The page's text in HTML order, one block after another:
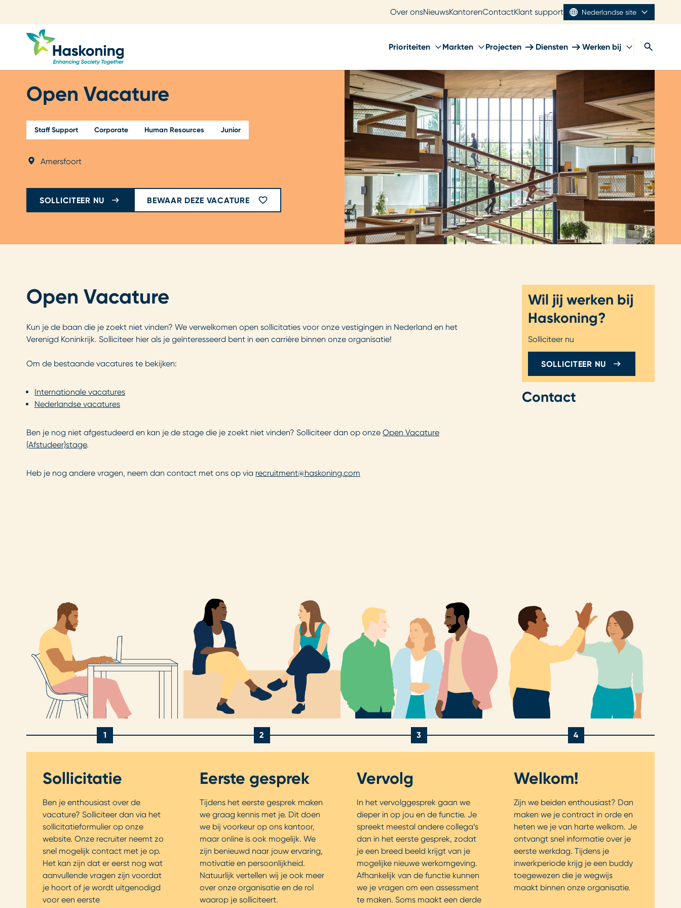
Over onsNieuwsKantorenContactKlant support Nederlandse site
Prioriteiten Markten Projecten Diensten Werken bij
Open Vacature
Staff Support Corporate Human Resources Junior
Amersfoort
SOLLICITEER NU BEWAAR DEZE VACATURE
Open Vacature
Kun je de baan die je zoekt niet vinden? We verwelkomen open sollicitaties voor onze vestigingen in Nederland en het
Verenigd Koninkrijk. Solliciteer hier als je geïnteresseerd bent in een carrière binnen onze organisatie!
Om de bestaande vacatures te bekijken:
Internationale vacatures
Nederlandse vacatures
Ben je nog niet afgestudeerd en kan je de stage die je zoekt niet vinden? Solliciteer dan op onze Open Vacature
(Afstudeer)stage.
Heb je nog andere vragen, neem dan contact met ons op via recruitment@haskoning.com
Wil jij werken bij
Haskoning?
Solliciteer nu
SOLLICITEER NU
Contact
1
Sollicitatie
Ben je enthousiast over de
vacature? Solliciteer dan via het
sollicitatieformulier op onze
website. Onze recruiter neemt zo
snel mogelijk contact met je op.
Het kan zijn dat er eerst nog wat
aanvullende vragen zijn voordat
je hoort of je wordt uitgenodigd
voor een eerste
2
Eerste gesprek
Tijdens het eerste gesprek maken
we graag kennis met je. Dit doen
we bij voorkeur op ons kantoor,
maar online is ook mogelijk. We
zijn benieuwd naar jouw ervaring,
motivatie en persoonlijkheid.
Natuurlijk vertellen wij je ook meer
over onze organisatie en de rol
waarop je solliciteert.
3
Vervolg
In het vervolggesprek gaan we
dieper in op jou en de functie. Je
spreekt meestal andere collega’s
dan in het eerste gesprek, zodat
je een breed beeld krijgt van je
mogelijke nieuwe werkomgeving.
Afhankelijk van de functie kunnen
we je vragen om een assessment
te maken. Soms maakt een derde
4
Welkom!
Zijn we beiden enthousiast? Dan
maken we je contract in orde en
heten we je van harte welkom. Je
ontvangt snel informatie over je
eerste werkdag. Tijdens je
inwerkperiode krijg je een buddy
toegewezen die je wegwijs
maakt binnen onze organisatie.